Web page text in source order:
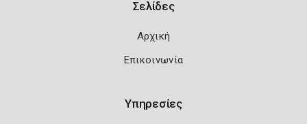
Σελίδες
Αρχική
Επικοινωνία
Υπηρεσίες